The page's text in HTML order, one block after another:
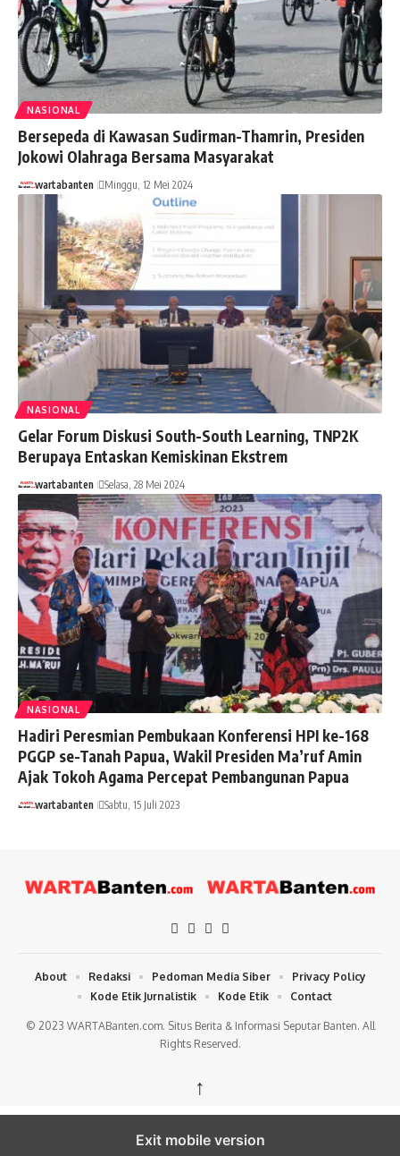
NASIONAL
Bersepeda di Kawasan Sudirman-Thamrin, Presiden
Jokowi Olahraga Bersama Masyarakat
wartabanten Minggu, 12 Mei 2024
NASIONAL
Gelar Forum Diskusi South-South Learning, TNP2K
Berupaya Entaskan Kemiskinan Ekstrem
wartabanten Selasa, 28 Mei 2024
NASIONAL
Hadiri Peresmian Pembukaan Konferensi HPI ke-168
PGGP se-Tanah Papua, Wakil Presiden Ma’ruf Amin
Ajak Tokoh Agama Percepat Pembangunan Papua
wartabanten Sabtu, 15 Juli 2023
© 2023 WARTABanten.com. Situs Berita & Informasi Seputar Banten. All
Rights Reserved.
About Redaksi Pedoman Media Siber
Privacy Policy
Kode Etik Jurnalistik
Kode Etik Contact
↑
Exit mobile version